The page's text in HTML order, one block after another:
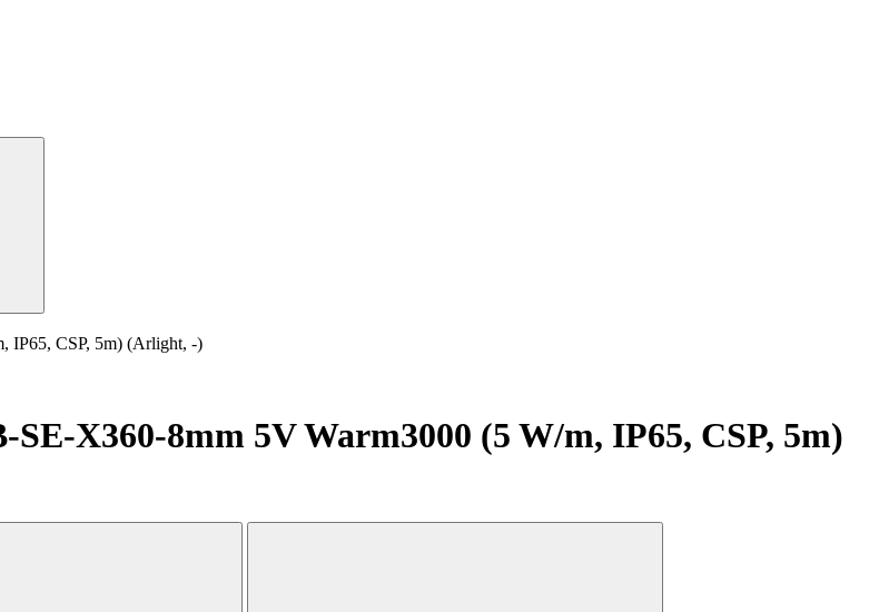
IP65, CSP, 5m) (Arlight, -)
X360-8mm 5V Warm3000 (5 W/m, IP65, CSP, 5m)